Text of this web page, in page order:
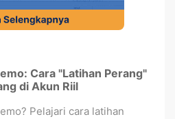
Cara "Latihan Perang"
di Akun Riil
Pelajari cara latihan